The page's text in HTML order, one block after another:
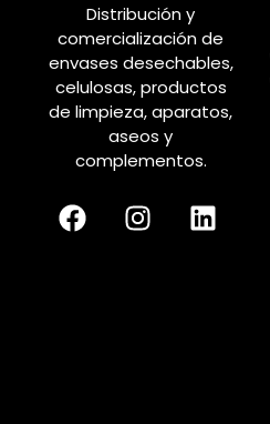
Distribución y
comercialización de
envases desechables,
celulosas, productos
de limpieza, aparatos,
aseos y
complementos.